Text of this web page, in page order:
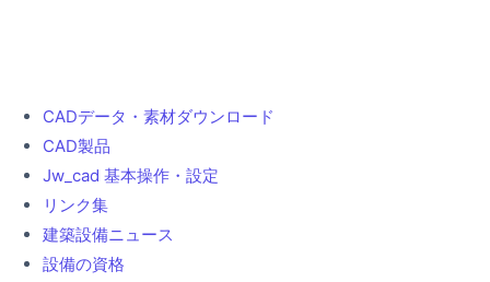
CADデータ・素材ダウンロード
CAD製品
Jw_cad 基本操作・設定
リンク集
建築設備ニュース
設備の資格